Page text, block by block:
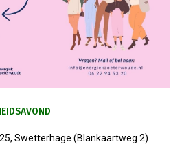
Swetterhage (Blankaartweg 2)